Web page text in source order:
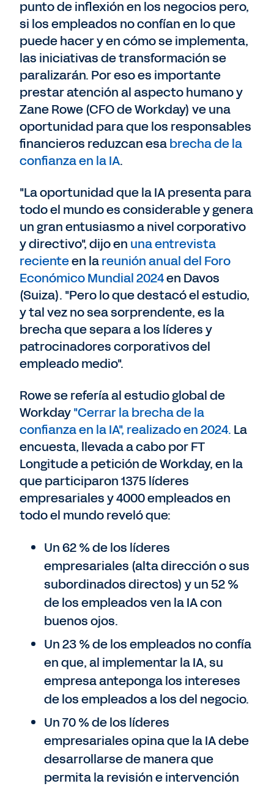
punto de inflexión en los negocios pero,
si los empleados no confían en lo que
puede hacer y en cómo se implementa,
las iniciativas de transformación se
paralizarán. Por eso es importante
prestar atención al aspecto humano y
Zane Rowe (CFO de Workday) ve una
oportunidad para que los responsables
financieros reduzcan esabrecha de la
confianza en la IA.
"La oportunidad que la IA presenta para
todo el mundo es considerable y genera
un gran entusiasmo a nivel corporativo
y directivo", dijo en una entrevista
recienteen lareunión anual del Foro
Económico Mundial 2024en Davos
(Suiza). "Pero lo que destacó el estudio,
y tal vez no sea sorprendente, es la
brecha que separa a los líderes y
patrocinadores corporativos del
empleado medio".
Rowe se refería al estudio global de
Workday"Cerrar la brecha de la
confianza en la IA", realizado en 2024. La
encuesta, llevada a cabo por FT
Longitude a petición de Workday, en la
que participaron 1375 líderes
empresariales y 4000 empleados en
todo el mundo reveló que:
Un 62 % de los líderes
empresariales (alta dirección o sus
subordinados directos) y un 52 %
de los empleados ven la IA con
buenos ojos.
Un 23 % de los empleados no confía
en que, al implementar la IA, su
empresa anteponga los intereses
de los empleados a los del negocio.
Un 70 % de los líderes
empresariales opina que la IA debe
desarrollarse de manera que
permita la revisión e intervención